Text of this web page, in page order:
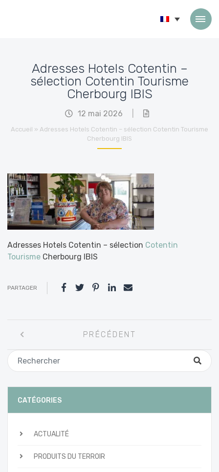
Adresses Hotels Cotentin –
sélection Cotentin Tourisme
Cherbourg IBIS
12 mai 2026
Accueil » Adresses Hotels Cotentin – sélection Cotentin Tourisme
Cherbourg IBIS
Adresses Hotels Cotentin – sélection Cotentin
Tourisme Cherbourg IBIS
PARTAGER
entre
les
articles
PRÉCÉDENT
CATÉGORIES
ACTUALITÉ
PRODUITS DU TERROIR